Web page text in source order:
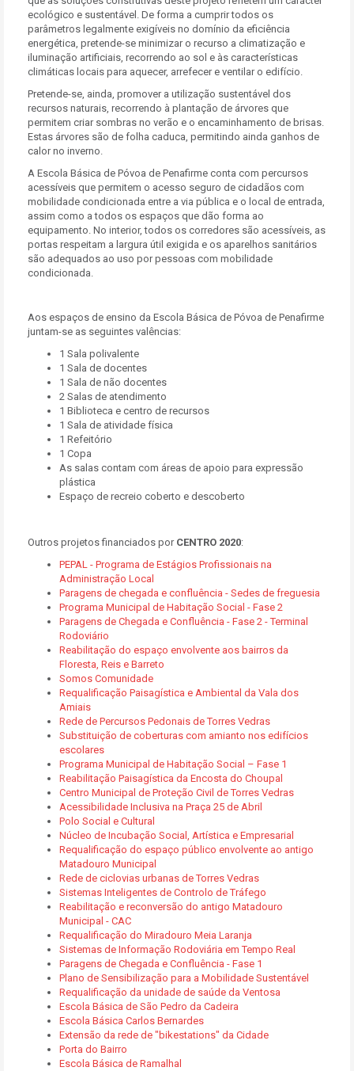
ecológico e sustentável. De forma a cumprir todos os
parâmetros legalmente exigíveis no domínio da eficiência
energética, pretende-se minimizar o recurso a climatização e
iluminação artificiais, recorrendo ao sol e às características
climáticas locais para aquecer, arrefecer e ventilar o edifício.
Pretende-se, ainda, promover a utilização sustentável dos
recursos naturais, recorrendo à plantação de árvores que
permitem criar sombras no verão e o encaminhamento de brisas.
Estas árvores são de folha caduca, permitindo ainda ganhos de
calor no inverno.
A Escola Básica de Póvoa de Penafirme conta com percursos
acessíveis que permitem o acesso seguro de cidadãos com
mobilidade condicionada entre a via pública e o local de entrada,
assim como a todos os espaços que dão forma ao
equipamento. No interior, todos os corredores são acessíveis, as
portas respeitam a largura útil exigida e os aparelhos sanitários
são adequados ao uso por pessoas com mobilidade
condicionada.
Aos espaços de ensino da Escola Básica de Póvoa de Penafirme
juntam-se as seguintes valências:
1 Sala polivalente
1 Sala de docentes
1 Sala de não docentes
2 Salas de atendimento
1 Biblioteca e centro de recursos
1 Sala de atividade física
1 Refeitório
1 Copa
As salas contam com áreas de apoio para expressão
plástica
Espaço de recreio coberto e descoberto
Outros projetos financiados por CENTRO 2020:
PEPAL - Programa de Estágios Profissionais na
Administração Local
Paragens de chegada e confluência - Sedes de freguesia
Programa Municipal de Habitação Social - Fase 2
Paragens de Chegada e Confluência - Fase 2 - Terminal
Rodoviário
Reabilitação do espaço envolvente aos bairros da
Floresta, Reis e Barreto
Somos Comunidade
Requalificação Paisagística e Ambiental da Vala dos
Amiais
Rede de Percursos Pedonais de Torres Vedras
Substituição de coberturas com amianto nos edifícios
escolares
Programa Municipal de Habitação Social – Fase 1
Reabilitação Paisagística da Encosta do Choupal
Centro Municipal de Proteção Civil de Torres Vedras
Acessibilidade Inclusiva na Praça 25 de Abril
Polo Social e Cultural
Núcleo de Incubação Social, Artística e Empresarial
Requalificação do espaço público envolvente ao antigo
Matadouro Municipal
Rede de ciclovias urbanas de Torres Vedras
Sistemas Inteligentes de Controlo de Tráfego
Reabilitação e reconversão do antigo Matadouro
Municipal - CAC
Requalificação do Miradouro Meia Laranja
Sistemas de Informação Rodoviária em Tempo Real
Paragens de Chegada e Confluência - Fase 1
Plano de Sensibilização para a Mobilidade Sustentável
Requalificação da unidade de saúde da Ventosa
Escola Básica de São Pedro da Cadeira
Escola Básica Carlos Bernardes
Extensão da rede de "bikestations" da Cidade
Porta do Bairro
Escola Básica de Ramalhal